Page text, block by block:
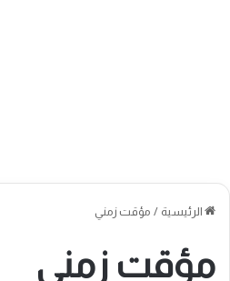
الرئيسية / مؤقت زمني
مؤقت زمني